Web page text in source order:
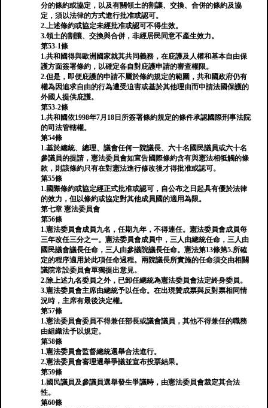
分的條約或協定，以及有關領土的割讓、交換、合併的條約及協
定，須以法律的方式進行批准或認可。
2.上述條約或協定未經批准或認可不得生效。
3.領土的割讓、交換與合併，非經居民同意不產生效力。
第53-1條
1.共和國得與歐洲國家就其共同義務，在庇護及人權和基本自由保
護方面簽署條約，以確定各自對庇護申請的審查權限。
2.但是，即便庇護的申請不屬於條約規定的範圍，共和國政府仍有
權為因追求自由的行為遭受迫害或基於其他理由而申請法國保護的
外國人提供庇護。
第53-2條
1.共和國依1998年7月18日所簽署條約規定的條件承認國際刑事法院
的司法管轄權。
第54條
1.基於總統、總理、議會任何一院議長、六十名國民議員或六十名
參議員的提請，憲法委員會如宣告國際條約含有與憲法相牴觸的條
款，則該條約只有在對憲法進行修改後才得批准或認可。
第55條
1.國際條約或協定經正式批准或認可，自公布之日起具有優於法律
的效力，但以條約或協定對其他成員國的適用為限。
第七章 憲法委員會
第56條
1.憲法委員會成員九名，任期九年，不得連任。憲法委員會成員每
三年改任三分之一。憲法委員會成員中，三人由總統任命，三人由
國民議會議長任命，三人由參議院議長任命。憲法第13條第5.所確
定的程序適用於此項任命過程。兩院議長所實施的任命須交由相關
議院常設委員會單獨提出意見。
2.除上述九名委員之外，已卸任總統為憲法委員會法定終身委員。
3.憲法委員會主席由總統予以任命。在出現贊成票與反對票相同情
況時，主席有最後決定權。
第57條
1.憲法委員會委員不得兼任部長或議會議員，其他不得兼任的職務
由組織法予以規定。
第58條
1.憲法委員會監督總統選舉合法進行。
2.憲法委員會審理選舉爭議並宣布投票結果。
第59條
1.國民議員及參議員選舉發生爭議時，由憲法委員會裁定其合法
性。
第60條